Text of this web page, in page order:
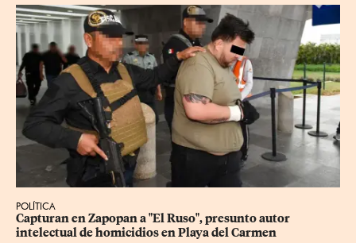
POLÍTICA
Capturan en Zapopan a "El Ruso", presunto autor
intelectual de homicidios en Playa del Carmen